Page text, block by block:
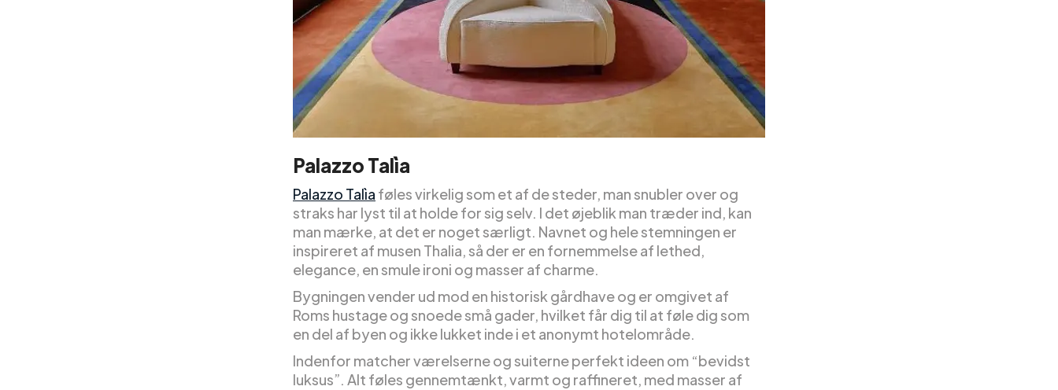
Palazzo Talìa
Palazzo Talìa føles virkelig som et af de steder, man snubler over og
straks har lyst til at holde for sig selv. I det øjeblik man træder ind, kan
man mærke, at det er noget særligt. Navnet og hele stemningen er
inspireret af musen Thalia, så der er en fornemmelse af lethed,
elegance, en smule ironi og masser af charme.
Bygningen vender ud mod en historisk gårdhave og er omgivet af
Roms hustage og snoede små gader, hvilket får dig til at føle dig som
en del af byen og ikke lukket inde i et anonymt hotelområde.
Indenfor matcher værelserne og suiterne perfekt ideen om “bevidst
luksus”. Alt føles gennemtænkt, varmt og raffineret, med masser af